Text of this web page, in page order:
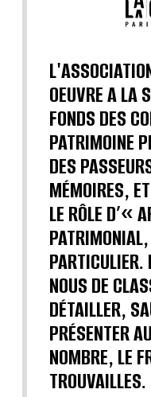
OEUVRE A LA
FONDS DES
PATRIMOINE
DES
MÉMOIRES,
LE RÔLE D’«
PARTICULIER.
NOUS DE
DÉTAILLER,
PRÉSENTER
NOMBRE, LE
TROUVAILLES.